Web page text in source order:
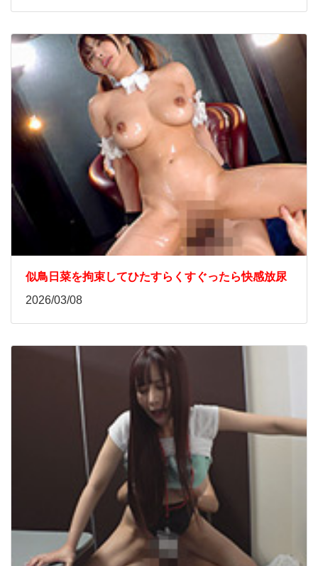
似鳥日菜を拘束してひたすらくすぐったら快感放尿
2026/03/08